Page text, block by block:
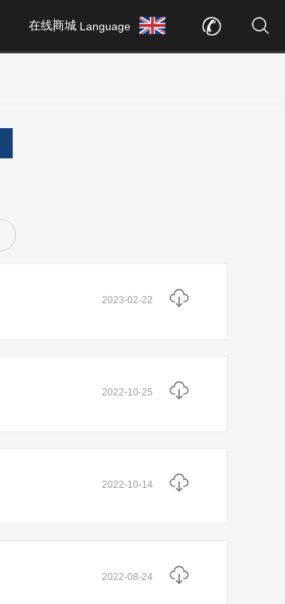
在线商城 Language
2023-02-22
2022-10-25
2022-10-14
2022-08-24